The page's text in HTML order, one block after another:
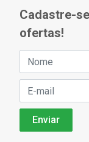
Cadastre-
ofertas!